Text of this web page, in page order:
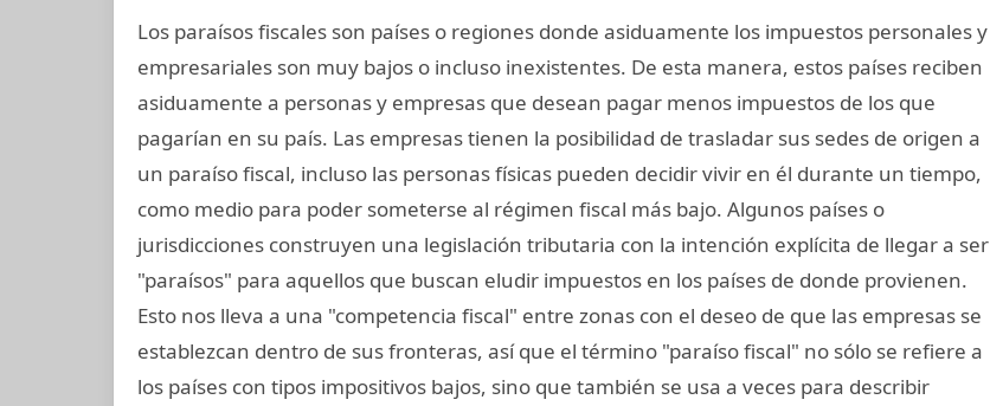
Los paraísos fiscales son países o regiones donde asiduamente los impuestos personales y
empresariales son muy bajos o incluso inexistentes. De esta manera, estos países reciben
asiduamente a personas y empresas que desean pagar menos impuestos de los que
pagarían en su país. Las empresas tienen la posibilidad de trasladar sus sedes de origen a
un paraíso fiscal, incluso las personas físicas pueden decidir vivir en él durante un tiempo,
como medio para poder someterse al régimen fiscal más bajo. Algunos países o
jurisdicciones construyen una legislación tributaria con la intención explícita de llegar a ser
"paraísos" para aquellos que buscan eludir impuestos en los países de donde provienen.
Esto nos lleva a una "competencia fiscal" entre zonas con el deseo de que las empresas se
establezcan dentro de sus fronteras, así que el término "paraíso fiscal" no sólo se refiere a
los países con tipos impositivos bajos, sino que también se usa a veces para describir